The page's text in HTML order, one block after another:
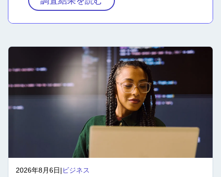
2026年8月6日|ビジネス